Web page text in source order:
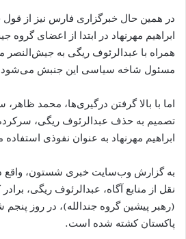
در همین حال خبرگزاری فارس نیز از
ابراهیم مهرنهاد در ابتدا از اعضای گروه
همراه با عبدالرئوف ریگی به جیش‌النصر
مسئول شاخه سیاسی این جنبش
اما با بالا گرفتن درگیری‌ها، محمد
تصمیم به حذف عبدالرئوف ریگی،
ابراهیم مهرنهاد به عنوان نفوذی
به گزارش وب‌سایت خبری شستون، واقع
نقل از منابع آگاه، عبدالرئوف ریگی،
(رهبر پیشین گروه جندالله)، در روز
پاکستان کشته شده است.